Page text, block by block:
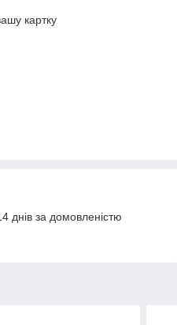
картку
днів за домовленістю